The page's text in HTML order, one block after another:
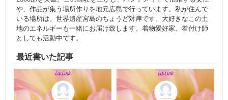
や、作品が集う場所作りを地元広島で行っています。私が住んで
いる場所は、世界遺産宮島のちょうど対岸です。大好きなこの土
地のエネルギーも一緒にお届け致します。着物愛好家。着付け師
としても活動中です。
最近書いた記事